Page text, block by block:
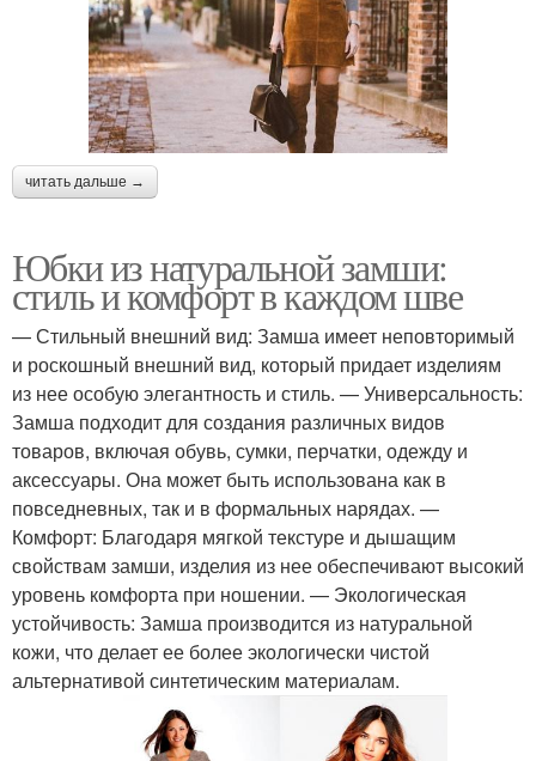
читать дальше →
Юбки из натуральной замши:
стиль и комфорт в каждом шве
— Стильный внешний вид: Замша имеет неповторимый
и роскошный внешний вид, который придает изделиям
из нее особую элегантность и стиль. — Универсальность:
Замша подходит для создания различных видов
товаров, включая обувь, сумки, перчатки, одежду и
аксессуары. Она может быть использована как в
повседневных, так и в формальных нарядах. —
Комфорт: Благодаря мягкой текстуре и дышащим
свойствам замши, изделия из нее обеспечивают высокий
уровень комфорта при ношении. — Экологическая
устойчивость: Замша производится из натуральной
кожи, что делает ее более экологически чистой
альтернативой синтетическим материалам.